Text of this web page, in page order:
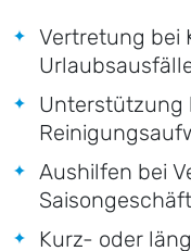
Vertretung bei
Unterstützung
Aushilfen bei
Kurz- oder